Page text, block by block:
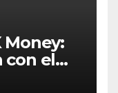
Money:
con el